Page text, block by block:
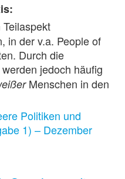
in der v.a. People of
Durch die
jedoch häufig
Menschen in den
Politiken und
1) – Dezember